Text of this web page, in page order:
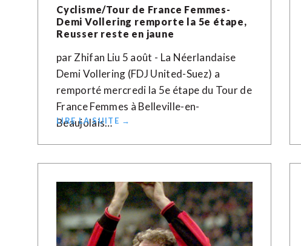
Cyclisme/Tour de France Femmes-
Demi Vollering remporte la 5e étape,
Reusser reste en jaune
par Zhifan Liu 5 août - La Néerlandaise
Demi Vollering (FDJ United-Suez) a
remporté mercredi la 5e étape du Tour de
France Femmes à Belleville-en-
Beaujolais…
LIRE LA SUITE →